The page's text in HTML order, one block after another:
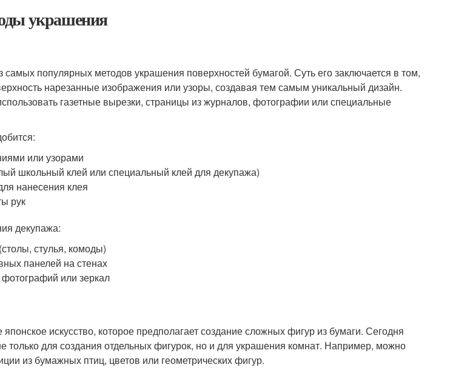
украшения
популярных методов украшения поверхностей бумагой. Суть его заключается в том,
нарезанные изображения или узоры, создавая тем самым уникальный дизайн.
газетные вырезки, страницы из журналов, фотографии или специальные
или узорами
школьный клей или специальный клей для декупажа)
нанесения клея
рук
декупажа:
стулья, комоды)
панелей на стенах
или зеркал
искусство, которое предполагает создание сложных фигур из бумаги. Сегодня
только для создания отдельных фигурок, но и для украшения комнат. Например, можно
из бумажных птиц, цветов или геометрических фигур.